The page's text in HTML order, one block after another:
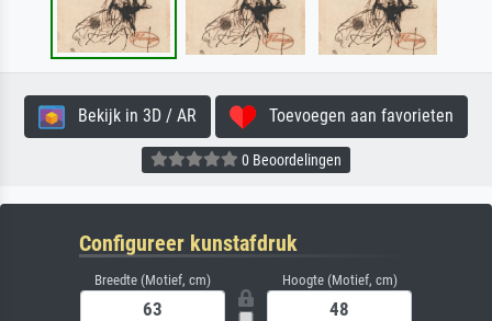
Bekijk in 3D / AR Toevoegen aan favorieten
0 Beoordelingen
Configureer kunstafdruk
Breedte (Motief, cm) Hoogte (Motief, cm)